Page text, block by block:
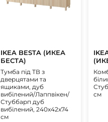
IKEA BESTA (ИКЕА
БЕСТА)
Тумба під ТВ з
дверцятами та
ящиками, дуб
вибілений/Лаппвікен/
Стуббарп дуб
вибілений, 240x42x74
см
см